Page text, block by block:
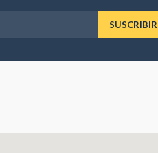
SUSCRIBIR